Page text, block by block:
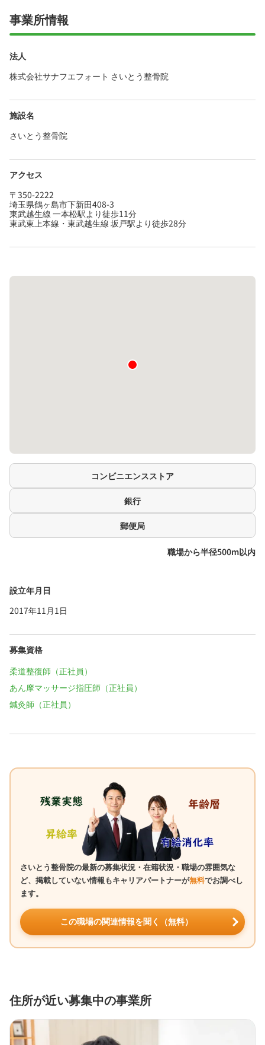
事業所情報
法人
株式会社サナフエフォート さいとう整骨院
施設名
さいとう整骨院
アクセス
〒350-2222
埼玉県鶴ヶ島市下新田408-3
東武越生線 一本松駅より徒歩11分
東武東上本線・東武越生線 坂戸駅より徒歩28分
コンビニエンスストア
銀行
郵便局
職場から半径500m以内
設立年月日
2017年11月1日
募集資格
柔道整復師（正社員）
あん摩マッサージ指圧師（正社員）
鍼灸師（正社員）
さいとう整骨院の最新の募集状況・在籍状況・職場の雰囲気な
ど、掲載していない情報もキャリアパートナーが無料でお調べし
ます。
この職場の関連情報を聞く（無料）
住所が近い募集中の事業所